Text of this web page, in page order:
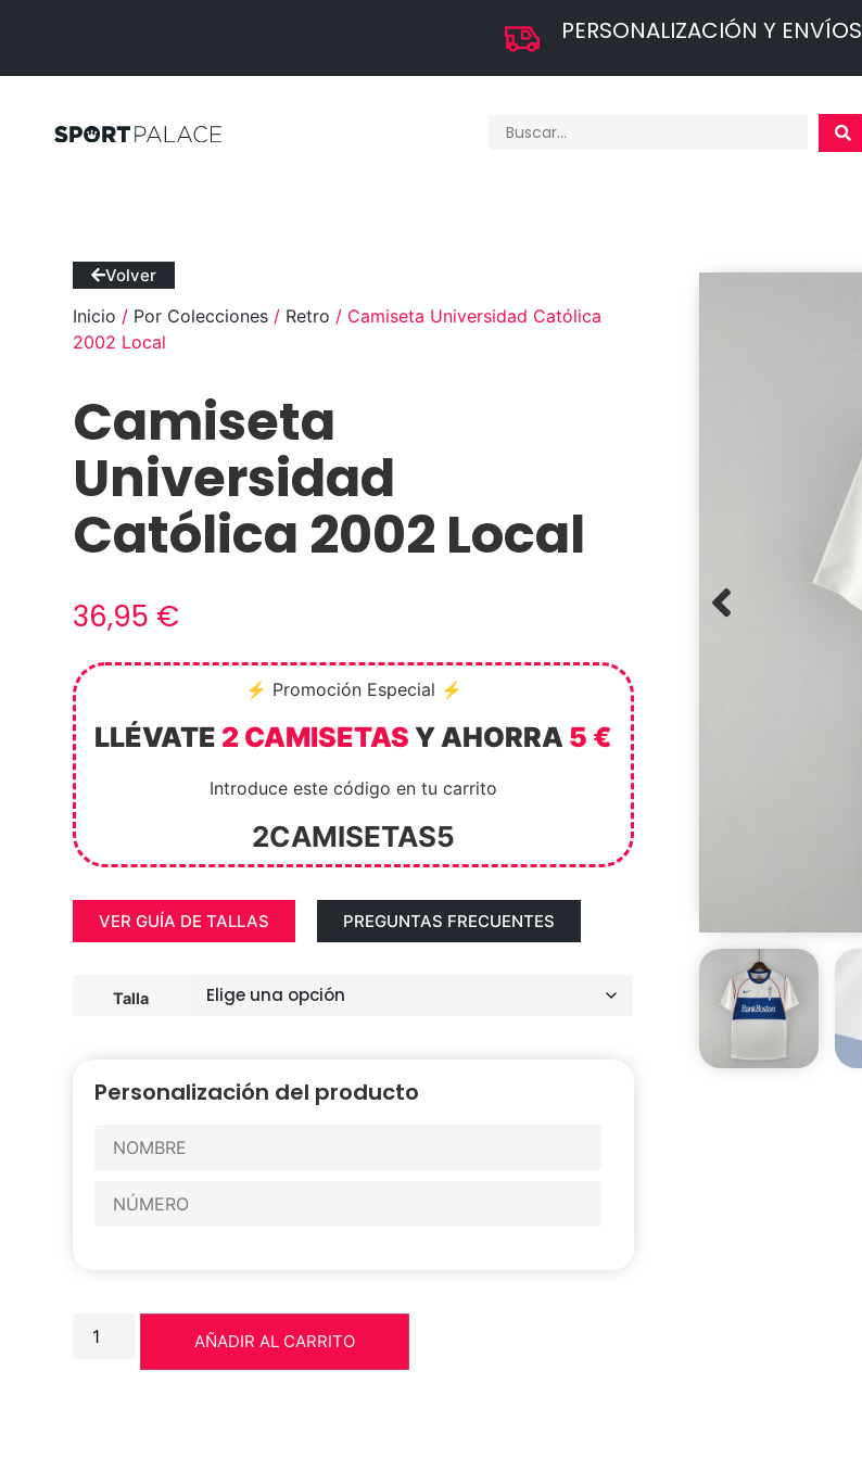
PERSONALIZACIÓN Y ENVÍOS
Volver
Inicio / Por Colecciones / Retro / Camiseta Universidad Católica
2002 Local
Camiseta
Universidad
Católica 2002 Local
36,95 €
⚡ Promoción Especial ⚡
LLÉVATE 2 CAMISETAS Y AHORRA 5 €
Introduce este código en tu carrito
2CAMISETAS5
VER GUÍA DE TALLAS PREGUNTAS FRECUENTES
Talla
Personalización del producto
AÑADIR AL CARRITO